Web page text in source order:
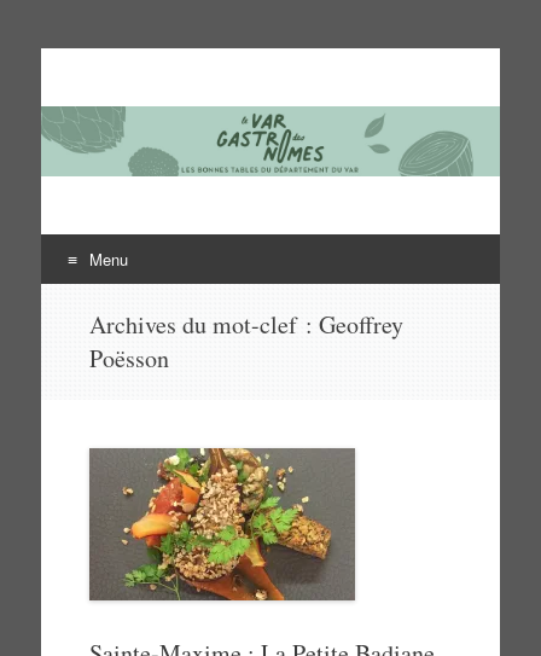
Le Var des gastronomes
Les bonnes tables du département du Var
Menu
contenu
Archives du mot-clef : Geoffrey
Poësson